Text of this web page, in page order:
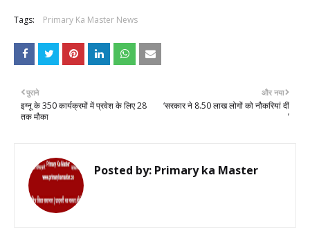
Tags: Primary Ka Master News
और नया
‘सरकार ने 8.50 लाख लोगों को नौकरियां दीं
’
पुराने
इग्नू के 350 कार्यक्रमों में प्रवेश के लिए 28
तक मौका
Posted by: Primary ka Master